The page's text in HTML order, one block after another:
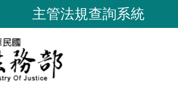
主管法規查詢系統